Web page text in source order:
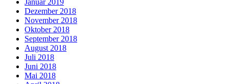
Dezember 2018
November 2018
Oktober 2018
September 2018
August 2018
Juli 2018
Juni 2018
Mai 2018